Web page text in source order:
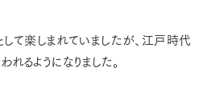
て楽しまれていましたが、江戸時代
るようになりました。